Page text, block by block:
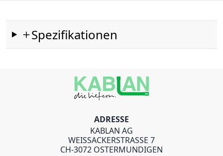
Spezifikationen
ADRESSE
KABLAN AG
WEISSACKERSTRASSE 7
CH-3072 OSTERMUNDIGEN